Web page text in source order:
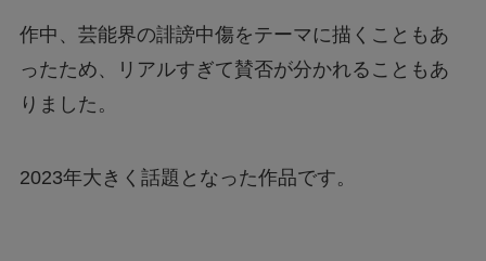
作中、芸能界の誹謗中傷をテーマに描くこともあ
ったため、リアルすぎて賛否が分かれることもあ
りました。
2023年大きく話題となった作品です。